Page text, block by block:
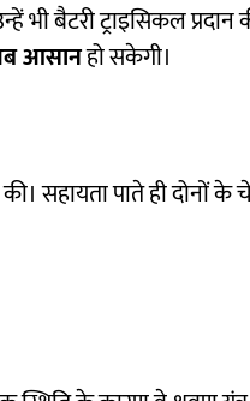
भी बैटरी ट्राइसिकल प्रदान
आसानहो सकेगी।
सहायता पाते ही दोनों के